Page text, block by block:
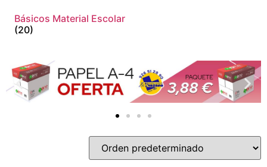
Básicos Material Escolar
(20)